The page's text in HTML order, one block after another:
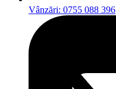
Vânzări: 0755 088 396